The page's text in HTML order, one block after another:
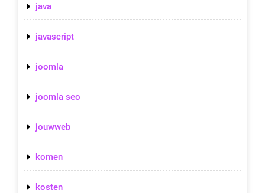
java
javascript
joomla
joomla seo
jouwweb
komen
kosten